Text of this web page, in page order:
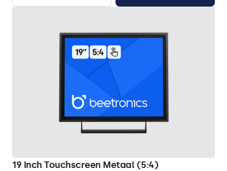
19 Inch Touchscreen Metaal (5:4)